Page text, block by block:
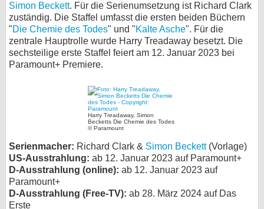
Simon Beckett. Für die Serienumsetzung ist Richard Clark
zuständig. Die Staffel umfasst die ersten beiden Büchern
"Die Chemie des Todes" und "Kalte Asche". Für die
zentrale Hauptrolle wurde Harry Treadaway besetzt. Die
sechsteilige erste Staffel feiert am 12. Januar 2023 bei
Paramount+ Premiere.
Harry Treadaway, Simon
Becketts Die Chemie des Todes
© Paramount
Serienmacher: Richard Clark & Simon Beckett(Vorlage)
US-Ausstrahlung: ab 12. Januar 2023 auf Paramount+
D-Ausstrahlung (online): ab 12. Januar 2023 auf
Paramount+
D-Ausstrahlung (Free-TV): ab 28. März 2024 auf Das
Erste
Forum
bei X
bei Facebook
Kontakt
Nutzungsbedingungen
Datenschutz
Cookie-Einstellungen
Impressum